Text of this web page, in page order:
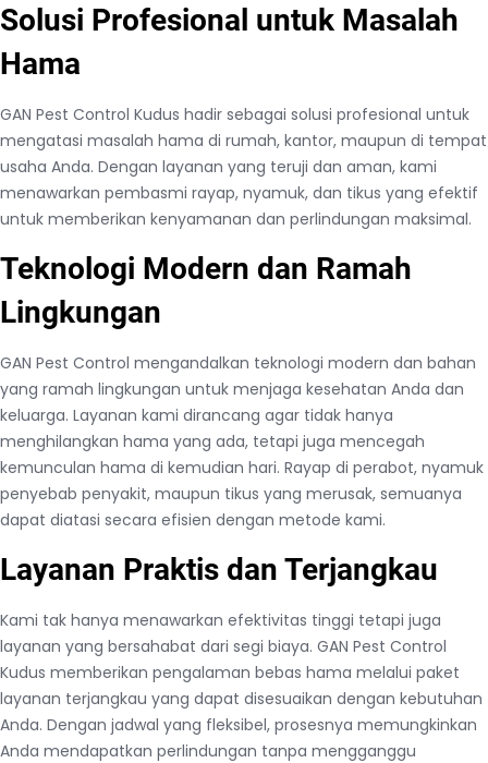
Solusi Profesional untuk Masalah
Hama
GAN Pest Control Kudus hadir sebagai solusi profesional untuk
mengatasi masalah hama di rumah, kantor, maupun di tempat
usaha Anda. Dengan layanan yang teruji dan aman, kami
menawarkan pembasmi rayap, nyamuk, dan tikus yang efektif
untuk memberikan kenyamanan dan perlindungan maksimal.
Teknologi Modern dan Ramah
Lingkungan
GAN Pest Control mengandalkan teknologi modern dan bahan
yang ramah lingkungan untuk menjaga kesehatan Anda dan
keluarga. Layanan kami dirancang agar tidak hanya
menghilangkan hama yang ada, tetapi juga mencegah
kemunculan hama di kemudian hari. Rayap di perabot, nyamuk
penyebab penyakit, maupun tikus yang merusak, semuanya
dapat diatasi secara efisien dengan metode kami.
Layanan Praktis dan Terjangkau
Kami tak hanya menawarkan efektivitas tinggi tetapi juga
layanan yang bersahabat dari segi biaya. GAN Pest Control
Kudus memberikan pengalaman bebas hama melalui paket
layanan terjangkau yang dapat disesuaikan dengan kebutuhan
Anda. Dengan jadwal yang fleksibel, prosesnya memungkinkan
Anda mendapatkan perlindungan tanpa mengganggu